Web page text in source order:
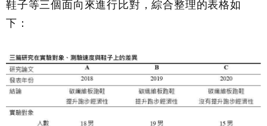
鞋子等三個面向來進行比對，綜合整理的表格如
下：